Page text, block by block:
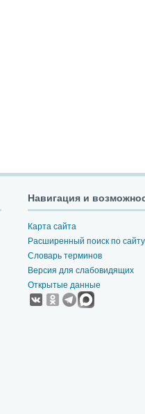
Навигация и
Карта сайта
Расширенный поиск по сайту
Словарь терминов
Версия для слабовидящих
Открытые данные